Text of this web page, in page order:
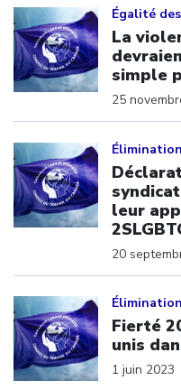
Égalité
La
simple
25
leur
20
Fierté
unis
1 juin 2023